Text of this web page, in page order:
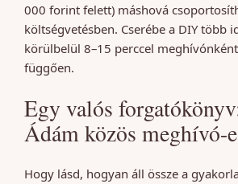
000 forint felett) máshová
költségvetésben. Cserébe a DIY több
körülbelül 8–15 perccel
függően.
Egy valós
Ádám közös meghívó-
Hogy lásd, hogyan áll össze a